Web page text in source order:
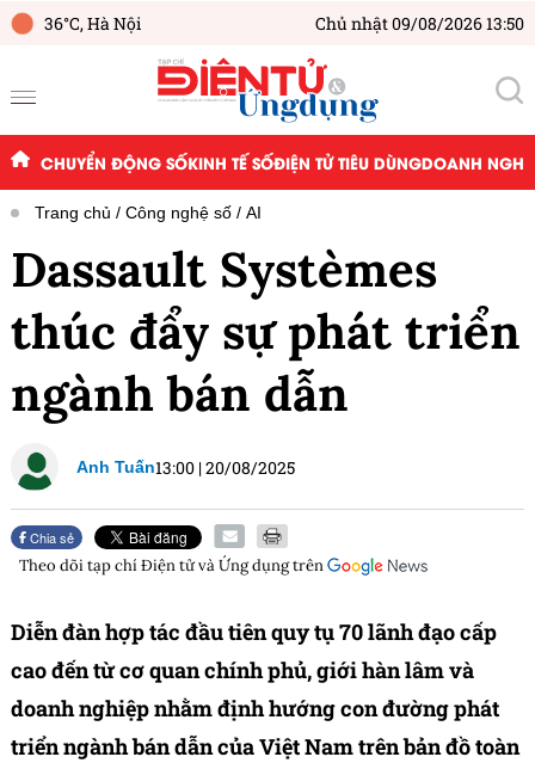
36°C,Hà Nội Chủ nhật 09/08/2026 13:50
CHUYỂN ĐỘNG SỐKINH TẾ SỐĐIỆN TỬ TIÊU DÙNGDOANH
Trang chủ Công nghệ số AI
Dassault Systèmes
thúc đẩy sự phát triển
ngành bán dẫn
Anh Tuấn13:00 |20/08/2025
Chia sẻ
Theo dõi tạp chíĐiện tử và Ứng dụngtrên
Diễn đàn hợp tác đầu tiên quy tụ 70 lãnh đạo cấp
cao đến từ cơ quan chính phủ, giới hàn lâm và
doanh nghiệp nhằm định hướng con đường phát
triển ngành bán dẫn của Việt Nam trên bản đồ toàn